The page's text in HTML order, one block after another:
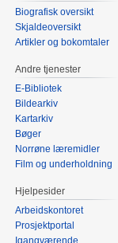
Biografisk oversikt
Skjaldeoversikt
Artikler og bokomtaler
Andre tjenester
E-Bibliotek
Bildearkiv
Kartarkiv
Bøger
Norrøne læremidler
Film og underholdning
Hjelpesider
Arbeidskontoret
Prosjektportal
Igangværende